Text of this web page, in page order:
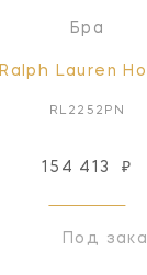
Бра
Ralph Lauren
RL2252PN
154 413 ₽
Под